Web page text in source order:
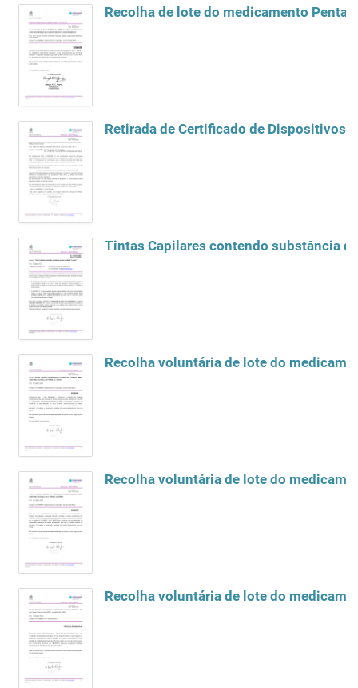
Recolha de lote do medicamento
Retirada de Certificado de Dispositivos
Tintas Capilares contendo substância
Recolha voluntária de lote do
Recolha voluntária de lote do
Recolha voluntária de lote do